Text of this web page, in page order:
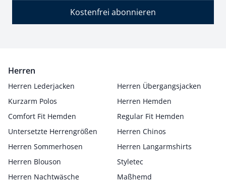
Kostenfrei abonnieren
Herren
Herren Lederjacken
Herren Übergangsjacken
Kurzarm Polos
Herren Hemden
Comfort Fit Hemden
Regular Fit Hemden
Untersetzte Herrengrößen
Herren Chinos
Herren Sommerhosen
Herren Langarmshirts
Herren Blouson
Styletec
Herren Nachtwäsche
Maßhemd